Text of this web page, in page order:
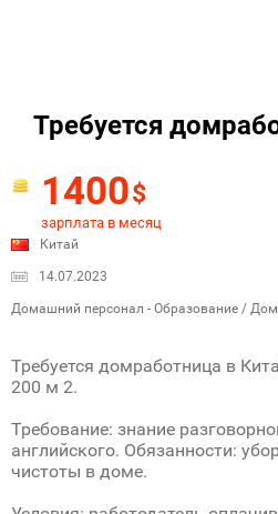
Требуется
1400$
зарплата в месяц
Китай
14.07.2023
Домашний персонал - Образование /
Требуется домработница в
200 м 2.
Требование: знание
английского. Обязанности:
чистоты в доме.